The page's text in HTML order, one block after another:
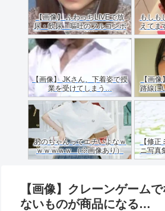
【画像】 ふわっちLIVEで放
尿・飲尿・嘔吐のフルコンボ
配信した女のご尊顔がこちら
ｗｗｗｗ
もしも
えてま
【画像】 JKさん、下着姿で授
業を受けてしまう…
【画像
路線に
あのちゃんってエチいよなｗ
ｗｗｗｗｗ （※画像あり）
【修正
ニ写真
【画像】クレーンゲーム
ないものが商品になる…